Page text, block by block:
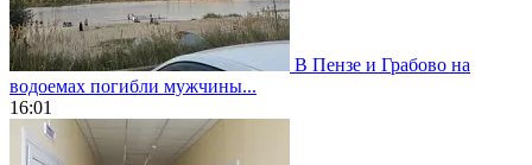
В Пензе и Грабово на
водоемах погибли мужчины...
16:01